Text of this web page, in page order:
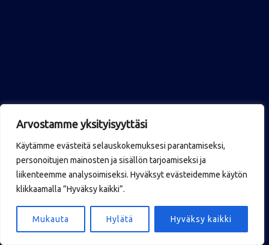
Arvostamme yksityisyyttäsi
Käytämme evästeitä selauskokemuksesi parantamiseksi,
personoitujen mainosten ja sisällön tarjoamiseksi ja
liikenteemme analysoimiseksi. Hyväksyt evästeidemme käytön
klikkaamalla ”Hyväksy kaikki”.
Mukauta Hylätä Hyväksy kaikki